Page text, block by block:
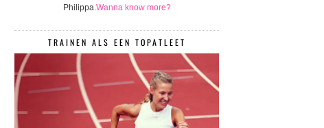
Philippa.Wanna know more?
TRAINEN ALS EEN TOPATLEET